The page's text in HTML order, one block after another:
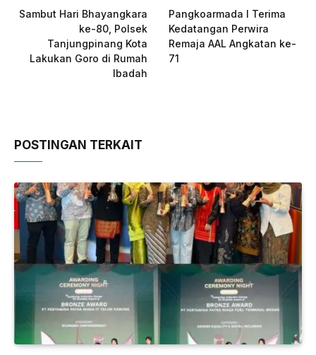
Sambut Hari Bhayangkara
ke-80, Polsek
Tanjungpinang Kota
Lakukan Goro di Rumah
Ibadah
Pangkoarmada I Terima
Kedatangan Perwira
Remaja AAL Angkatan ke-
71
POSTINGAN TERKAIT